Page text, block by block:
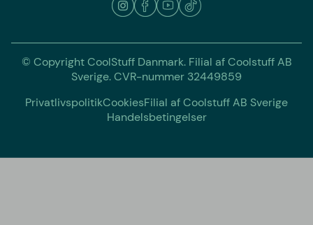
© Copyright CoolStuff Danmark. Filial af Coolstuff AB
Sverige. CVR-nummer 32449859
PrivatlivspolitikCookiesFilial af Coolstuff AB Sverige
Handelsbetingelser